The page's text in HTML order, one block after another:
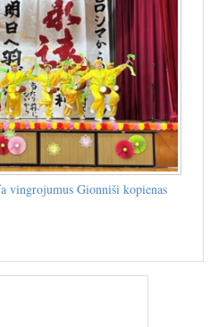
vingrojumus Gionniši kopienas